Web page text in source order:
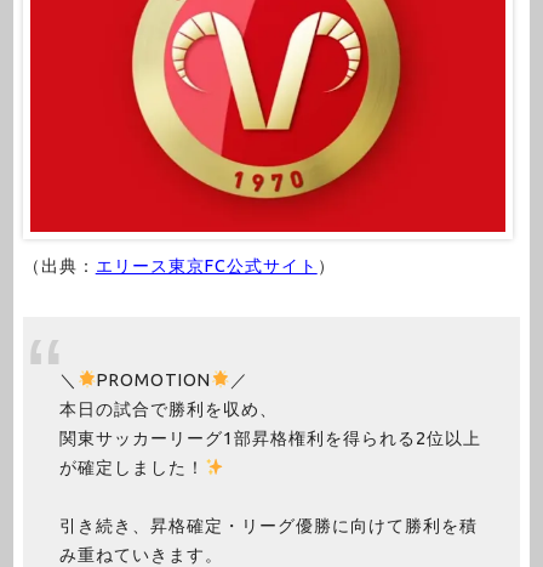
（出典： エリース東京FC公式サイト ）
＼ PROMOTION
／
本日の試合で勝利を収め、
関東サッカーリーグ1部昇格権利を得られる2位以上
が確定しました！
引き続き、昇格確定・リーグ優勝に向けて勝利を積
み重ねていきます。